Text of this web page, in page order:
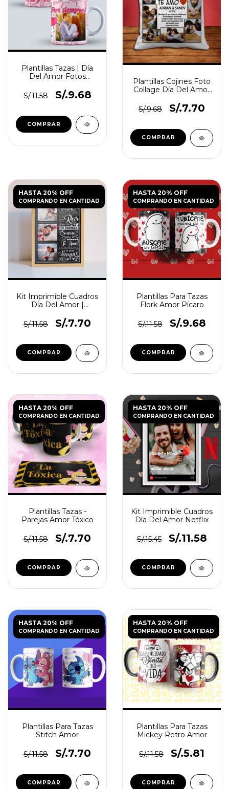
Plantillas Tazas | Día
Del Amor Fotos
S/.11.58
S/.9.68
Plantillas Cojines Foto
Collage Día Del Amor
S/.9.68
S/.7.70
HASTA 20% OFF
COMPRANDO EN CANTIDAD
Kit Imprimible Cuadros
Día Del Amor |
S/.11.58
S/.7.70
HASTA 20% OFF
COMPRANDO EN CANTIDAD
Plantillas Para Tazas
Flork Amor Pícaro
S/.11.58 S/.9.68
HASTA 20% OFF
COMPRANDO EN CANTIDAD
Plantillas Tazas -
Parejas Amor Tóxico
S/.11.58 S/.7.70
HASTA 20% OFF
COMPRANDO EN CANTIDAD
Kit Imprimible Cuadros
Día Del Amor Netflix
S/.15.45 S/.11.58
HASTA 20% OFF
COMPRANDO EN CANTIDAD
Plantillas Para Tazas
Stitch Amor
S/.11.58 S/.7.70
HASTA 20% OFF
COMPRANDO EN CANTIDAD
Plantillas Para Tazas
Mickey Retro Amor
S/.11.58 S/.5.81